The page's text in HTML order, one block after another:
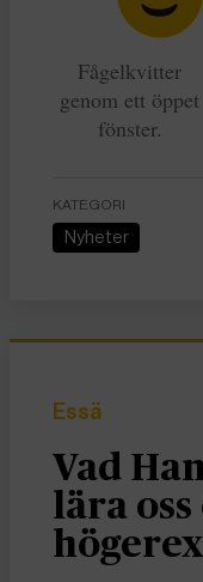
Fågelkvitter
genom ett öppet
fönster.
KATEGORI
Nyheter
Essä
Vad
lära oss